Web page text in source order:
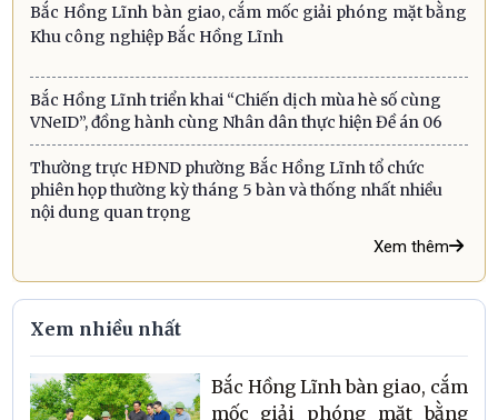
Bắc Hồng Lĩnh bàn giao, cắm mốc giải phóng mặt bằng
Khu công nghiệp Bắc Hồng Lĩnh
Bắc Hồng Lĩnh triển khai “Chiến dịch mùa hè số cùng
VNeID”, đồng hành cùng Nhân dân thực hiện Đề án 06
Thường trực HĐND phường Bắc Hồng Lĩnh tổ chức
phiên họp thường kỳ tháng 5 bàn và thống nhất nhiều
nội dung quan trọng
Xem thêm
Xem nhiều nhất
Bắc Hồng Lĩnh bàn giao, cắm
mốc giải phóng mặt bằng